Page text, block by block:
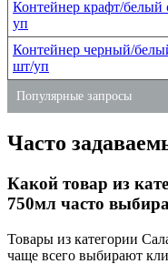
Контейнер крафт/
уп
Контейнер черный/
шт/уп
Популярные запросы
контейнер для еды
купить пластиковые
стаканы одноразовые
Часто
Какой товар из
750мл часто
Товары из категории
чаще всего выбирают